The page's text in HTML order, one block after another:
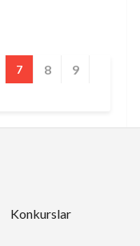
7 8
9
Konkurslar